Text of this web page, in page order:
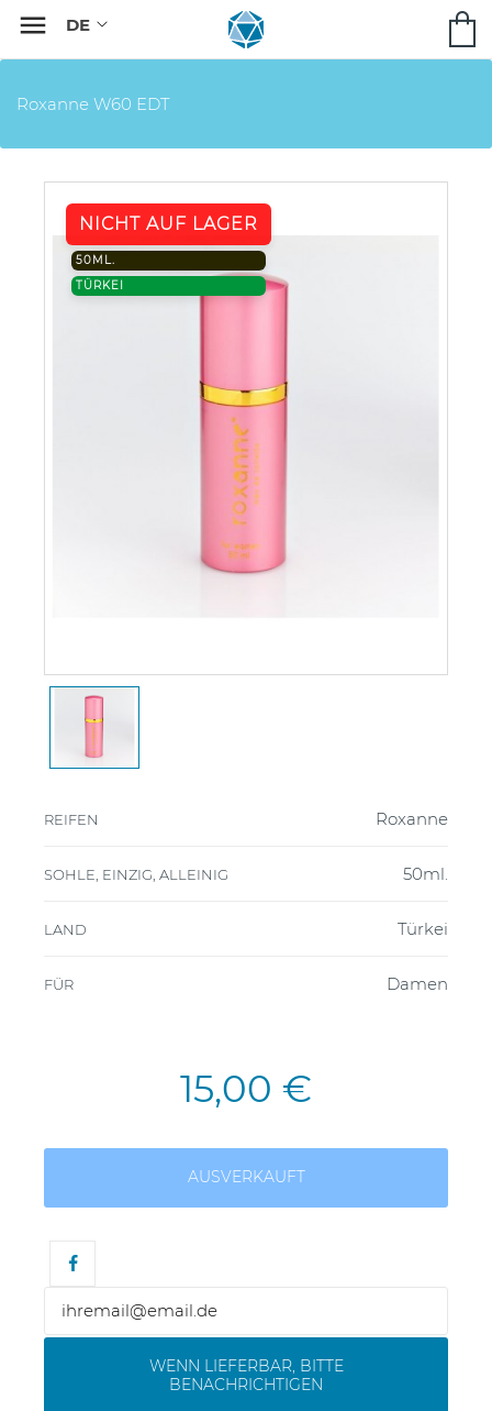

Roxanne W60 EDT
NICHT AUF LAGER
50ML.
TÜRKEI
REIFEN Roxanne
SOHLE, EINZIG, ALLEINIG 50ml.
LAND Türkei
FÜR Damen
15,00 €
AUSVERKAUFT
WENN LIEFERBAR, BITTE
BENACHRICHTIGEN